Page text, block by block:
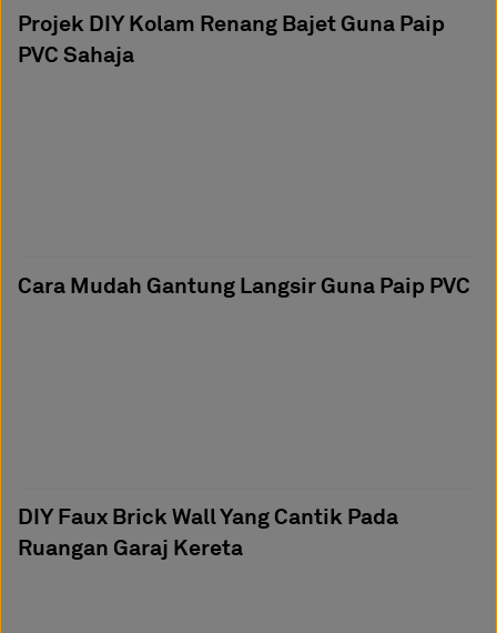
Projek DIY Kolam Renang Bajet Guna Paip
PVC Sahaja
Cara Mudah Gantung Langsir Guna Paip PVC
DIY Faux Brick Wall Yang Cantik Pada
Ruangan Garaj Kereta